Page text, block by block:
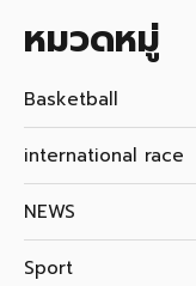
หมวดหมู่
Basketball
international race
NEWS
Sport